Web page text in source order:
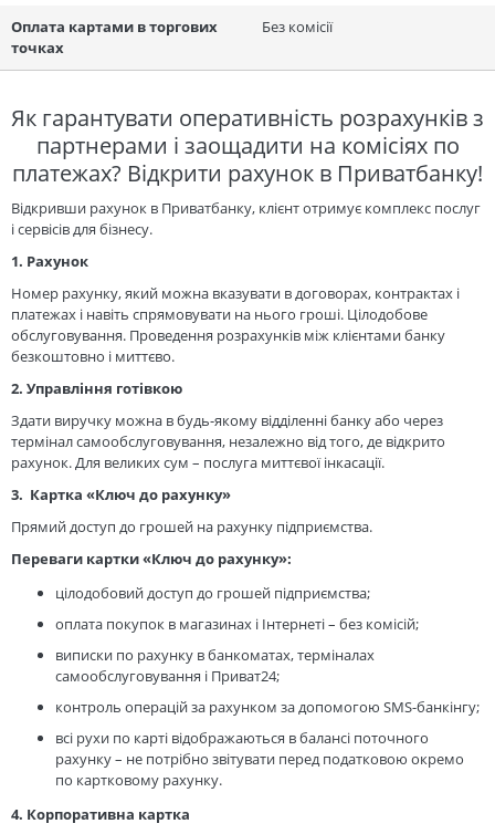
Оплата картами в торгових
точках
Без комісії
Як гарантувати оперативність розрахунків з
партнерами і заощадити на комісіях по
платежах? Відкрити рахунок в Приватбанку!
Відкривши рахунок в Приватбанку, клієнт отримує комплекс послуг
і сервісів для бізнесу.
1. Рахунок
Номер рахунку, який можна вказувати в договорах, контрактах і
платежах і навіть спрямовувати на нього гроші. Цілодобове
обслуговування. Проведення розрахунків між клієнтами банку
безкоштовно і миттєво.
2. Управління готівкою
Здати виручку можна в будь-якому відділенні банку або через
термінал самообслуговування, незалежно від того, де відкрито
рахунок. Для великих сум – послуга миттєвої інкасації.
3. Картка «Ключ до рахунку»
Прямий доступ до грошей на рахунку підприємства.
Переваги картки «Ключ до рахунку»:
цілодобовий доступ до грошей підприємства;
оплата покупок в магазинах і Інтернеті – без комісій;
виписки по рахунку в банкоматах, терміналах
самообслуговування і Приват24;
контроль операцій за рахунком за допомогою SMS-банкінгу;
всі рухи по карті відображаються в балансі поточного
рахунку – не потрібно звітувати перед податковою окремо
по картковому рахунку.
4. Корпоративна картка